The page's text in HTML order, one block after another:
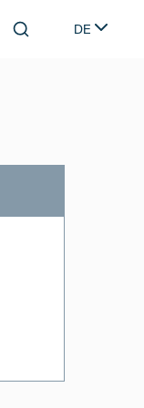
Search DE
Select